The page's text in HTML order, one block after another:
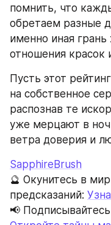
помнить, что
обретаем разные
именно иная грань
отношения красок
Пусть этот
на собственное
распознав те
уже мерцают в
ветра доверия и
SapphireBrush
🔮 Окунитесь в
предсказаний: